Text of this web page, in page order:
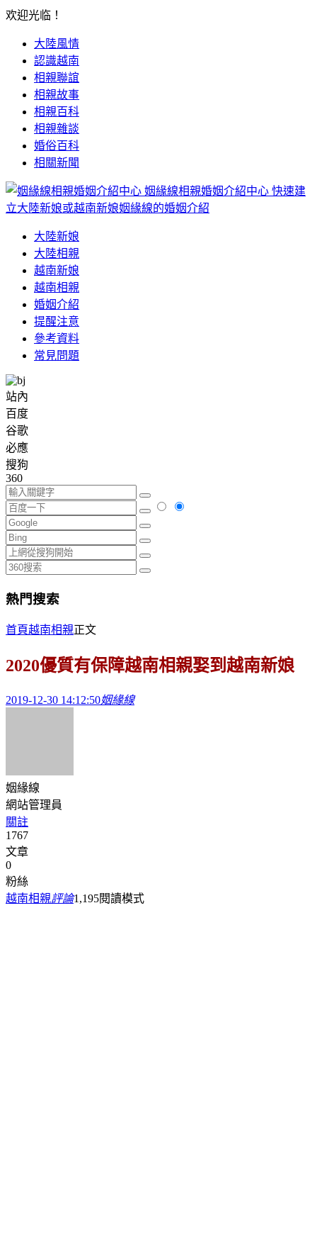
欢迎光临！
大陸風情
認識越南
相親聯誼
相親故事
相親百科
相親雜談
婚俗百科
相關新聞
姻緣線相親婚姻介紹中心 快速建
立大陸新娘或越南新娘姻緣線的婚姻介紹
大陸新娘
大陸相親
越南新娘
越南相親
婚姻介紹
提醒注意
參考資料
常見問題
站內
百度
谷歌
必應
搜狗
360
熱門搜索
首頁越南相親正文
2020優質有保障越南相親娶到越南新娘
2019-12-30 14:12:50姻緣線
姻緣線
網站管理員
關註
1767
文章
0
粉絲
越南相親評論1,195閱讀模式